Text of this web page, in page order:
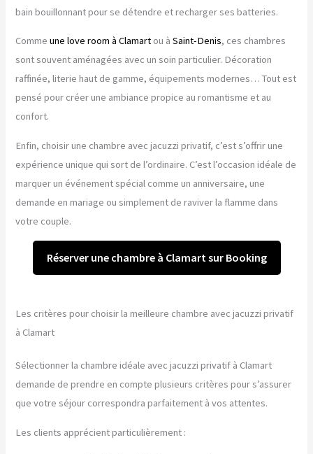
bain bouillonnant pour se détendre et recharger ses batteries.
Comme une love room à Clamart ou àSaint-Denis, ces chambres
sont souvent aménagées avec un soin particulier. Décoration
raffinée, literie haut de gamme, équipements modernes… Tout est
pensé pour créer une ambiance propice au romantisme et au
confort.
Enfin, choisir une chambre avec jacuzzi privatif, c’est s’offrir une
expérience unique qui sort de l’ordinaire. C’est l’occasion idéale de
marquer un événement spécial comme un anniversaire, une
demande en mariage ou simplement de raviver la flamme dans
votre couple.
Réserver une chambre à Clamart sur Booking
Les critères pour choisir la meilleure chambre avec jacuzzi privatif
à Clamart
Sélectionner la chambre idéale avec jacuzzi privatif à Clamart
demande de prendre en compte plusieurs critères pour s’assurer
que votre séjour correspondra parfaitement à vos attentes.
Les clients apprécient particulièrement :